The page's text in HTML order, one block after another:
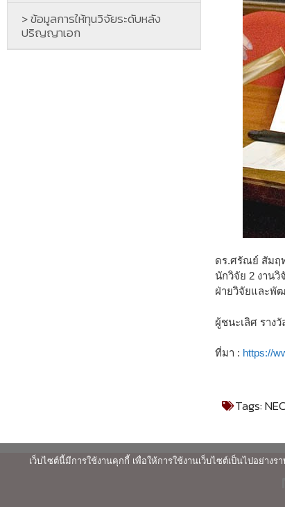
> ข้อมูลการให้ทุนวิจัยระดับหลัง
ปริญญาเอก
ดร.ศรัณย์ สัมฤ
นักวิจัย 2 งานวิ
ฝ่ายวิจัยและพั
ผู้ชนะเลิศ ราง
ที่มา : https://
Tags:
เว็บไซต์นี้มีการใช้งานคุกกี้ เพื่อให้การใช้งานเว็บไซต์เป็นไปอย่า